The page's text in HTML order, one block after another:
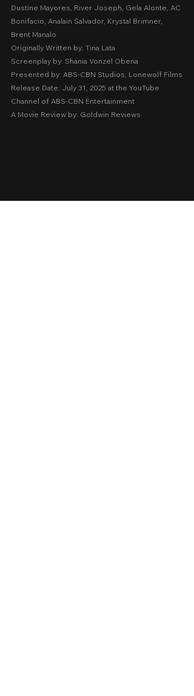
Dustine Mayores, River Joseph, Gela Alonte, AC
Bonifacio, Analain Salvador, Krystal Brimner,
Brent Manalo
Originally Written by: Tina Lata
Screenplay by: Shania Vonzel Obena
Presented by: ABS-CBN Studios, Lonewolf Films
Release Date: July 31, 2025 at the YouTube
Channel of ABS-CBN Entertainment
A Movie Review by: Goldwin Reviews